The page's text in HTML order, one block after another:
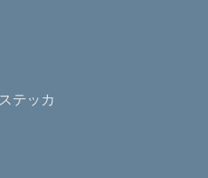
レンタル
テッカ